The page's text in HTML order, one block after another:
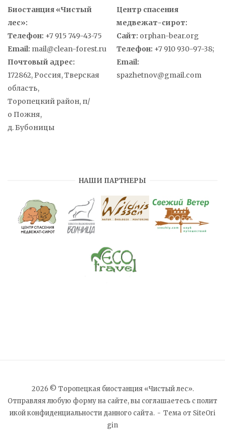
Биостанция «Чистый
лес»:
Телефон: +7 915 749-43-75
Email: mail@clean-forest.ru
Почтовый адрес:
172862, Россия, Тверская
область,
Торопецкий район, п/
о Пожня,
д. Бубоницы
Центр спасения
медвежат-сирот:
Сайт: orphan-bear.org
Телефон: +7 910 930-97-38;
Email:
spazhetnov@gmail.com
НАШИ ПАРТНЕРЫ
2026 © Торопецкая биостанция «Чистый лес».
Отправляя любую форму на сайте, вы соглашаетесь сполит
икой конфиденциальности данного сайта. Тема от SiteOri
gin